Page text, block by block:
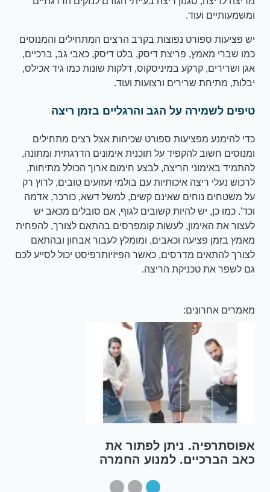
ומשמעותיים ועוד.
יש פציעות ספורט נפוצות בקרב הרצים המתחילים והמנוסים
כמו שברי מאמץ, פריצת דיסק, בלט דיסק, כאבי גב, ברכיים,
אגן ושרירים, קרקע במיניסקוס, דלקות שונות כמו גיד אכילס,
יבלות, מתיחת שרירים ורצועות ועוד.
טיפים לשמירה על הגב והרגליים בזמן ריצה
כדי להימנע מפציעות ספורט שכיחות אצל רצים מתחילים
ומנוסים חשוב להקפיד על תוכנית אימונים הדרגתית ומתונה,
להתמיד באימוני הריצה, לבצע חימום ארוך הכולל מתיחות,
לרכוש נעלי ריצה איכותיות עם בולמי זעזועים טובים, לרוץ רק
על משטחים נוחים שאינם קשים, למשל דשא, כורכר, אדמה
וכד'. כמו כן, יש להיות קשובים לגוף, אם סובלים מכאב יש
לעצור את האימון, לעשות קומפרסים בהתאם לצורך, להפחית
מאמץ בזמן פציעה וכאבים, ומומלץ לעבור אבחון ובהתאם
לצורך להתאים מדרסים, כאשר הפיזיותרפיסט יכול לסייע לכם
גם לשפר את טכניקת הריצה.
מאמרים אחרונים:
אפוסתרפיה. ניתן לפתור את
כאב הברכיים. למנוע החמרה